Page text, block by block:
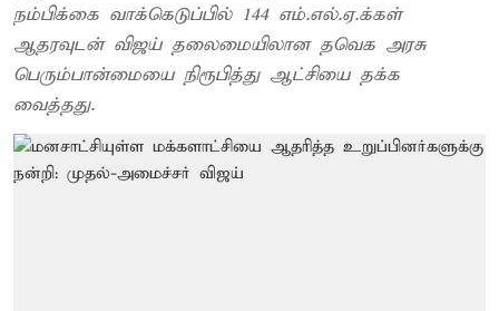
நம்பிக்கை வாக்கெடுப்பில் 144 எம்.எல்.ஏ.க்கள்
ஆதரவுடன் விஜய் தலைமையிலான தவெக அரசு
பெரும்பான்மையை நிரூபித்து ஆட்சியை தக்க
வைத்தது.